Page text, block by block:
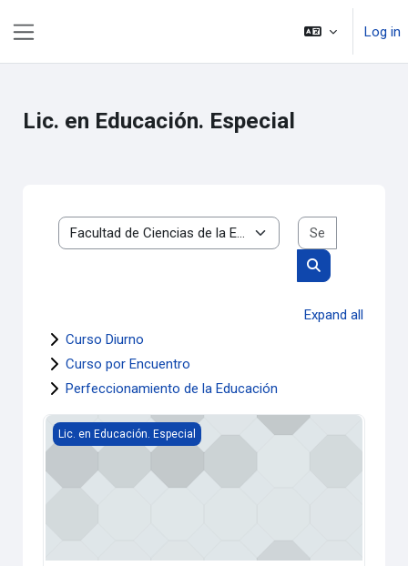
Log in
Lic. en Educación. Especial
Course categories
Search courses
Expand all
Curso Diurno
Curso por Encuentro
Perfeccionamiento de la Educación
Ampliando saberes. Mi Biblioteca Digital
Lic. en Educación. Especial